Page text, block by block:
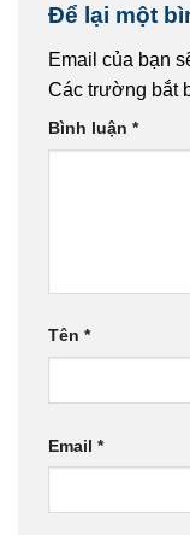
Để lại một
Email của bạn
Các trường bắt
Bình luận *
Tên *
Email *